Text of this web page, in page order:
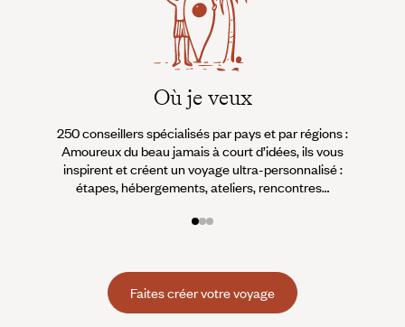
Où je veux
250 conseillers spécialisés par pays et par régions :
Amoureux du beau jamais à court d’idées, ils vous
inspirent et créent un voyage ultra-personnalisé :
étapes, hébergements, ateliers, rencontres…
Faites créer votre voyage